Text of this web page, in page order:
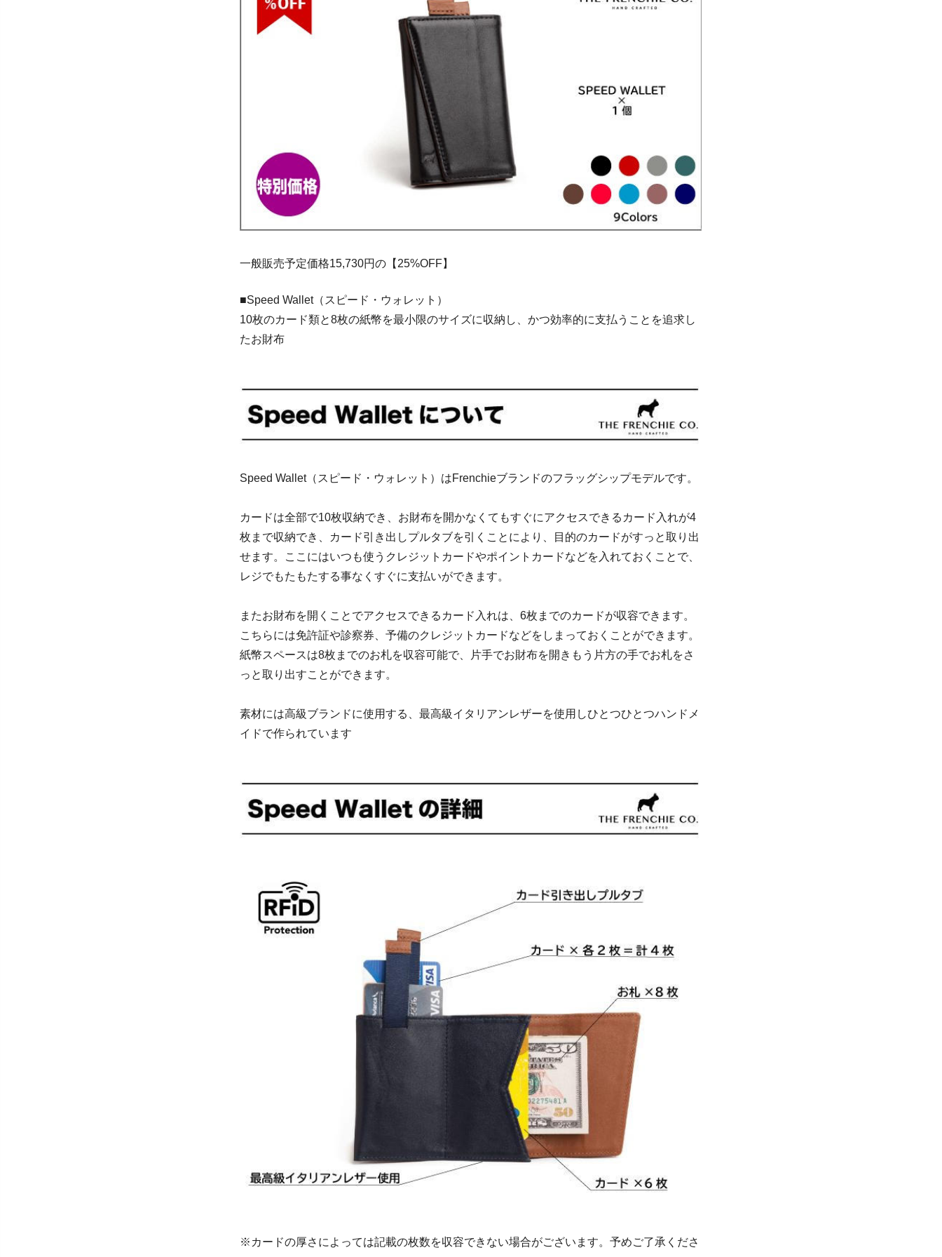
一般販売予定価格15,730円の【25%OFF】
■Speed Wallet（スピード・ウォレット）
10枚のカード類と8枚の紙幣を最小限のサイズに収納し、かつ効率的に支払うことを追求し
たお財布
Speed Wallet（スピード・ウォレット）はFrenchieブランドのフラッグシップモデルです。
カードは全部で10枚収納でき、お財布を開かなくてもすぐにアクセスできるカード入れが4
枚まで収納でき、カード引き出しプルタブを引くことにより、目的のカードがすっと取り出
せます。ここにはいつも使うクレジットカードやポイントカードなどを入れておくことで、
レジでもたもたする事なくすぐに支払いができます。
またお財布を開くことでアクセスできるカード入れは、6枚までのカードが収容できます。
こちらには免許証や診察券、予備のクレジットカードなどをしまっておくことができます。
紙幣スペースは8枚までのお札を収容可能で、片手でお財布を開きもう片方の手でお札をさ
っと取り出すことができます。
素材には高級ブランドに使用する、最高級イタリアンレザーを使用しひとつひとつハンドメ
イドで作られています
※カードの厚さによっては記載の枚数を収容できない場合がございます。予めご了承くださ